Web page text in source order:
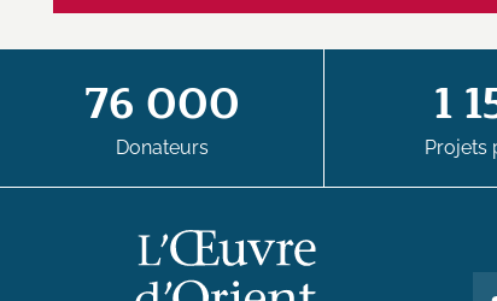
76 000
Donateurs
1
Projets